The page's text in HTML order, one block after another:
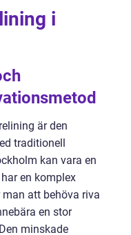
i
är den
traditionell
kan vara en
en komplex
att behöva riva
en stor
minskade